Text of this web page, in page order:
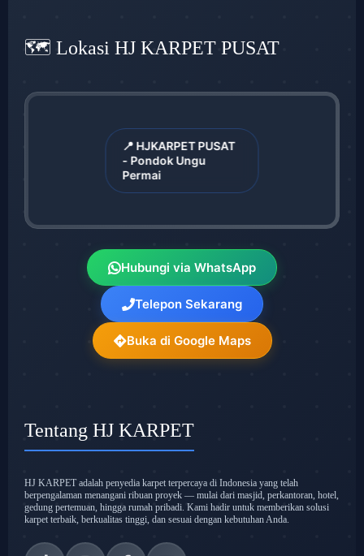
🗺️ Lokasi HJ KARPET PUSAT
📍 HJKARPET PUSAT
- Pondok Ungu
Permai
Hubungi via WhatsApp
Telepon Sekarang
Buka di Google Maps
Tentang HJ KARPET
HJ KARPET adalah penyedia karpet terpercaya di Indonesia yang telah
berpengalaman menangani ribuan proyek — mulai dari masjid, perkantoran, hotel,
gedung pertemuan, hingga rumah pribadi. Kami hadir untuk memberikan solusi
karpet terbaik, berkualitas tinggi, dan sesuai dengan kebutuhan Anda.